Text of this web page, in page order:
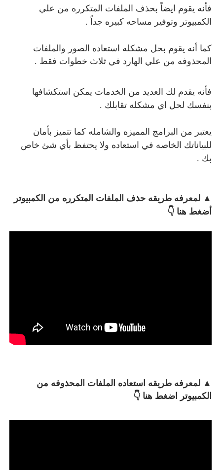
فأنه يقوم ايضاً بحذف الملفات المتكرره من علي
الكمبيوتر وتوفير مساحه كبيره جداً .
كما أنه يقوم بحل مشكله استعاده الصور والملفات
المحذوفه من علي الهارد في ثلاث خطوات فقط .
فأنه يقدم لك العديد من الخدمات يمكن استكشافها
بنفسك لحل اي مشكله تقابلك .
يعتبر من البرامج المميزه والشامله كما تتميز بأمان
للبياناتك الخاصه في استعاده ولا يحتفظ بأي شئ خاص
بك .
▲ لمعرفه طريقه حذف الملفات المتكرره من الكمبيوتر
أضغط هنا 👇
▲ لمعرفه طريقه استعاده الملفات المحذوفه من
الكمبيوتر اضغط هنا 👇